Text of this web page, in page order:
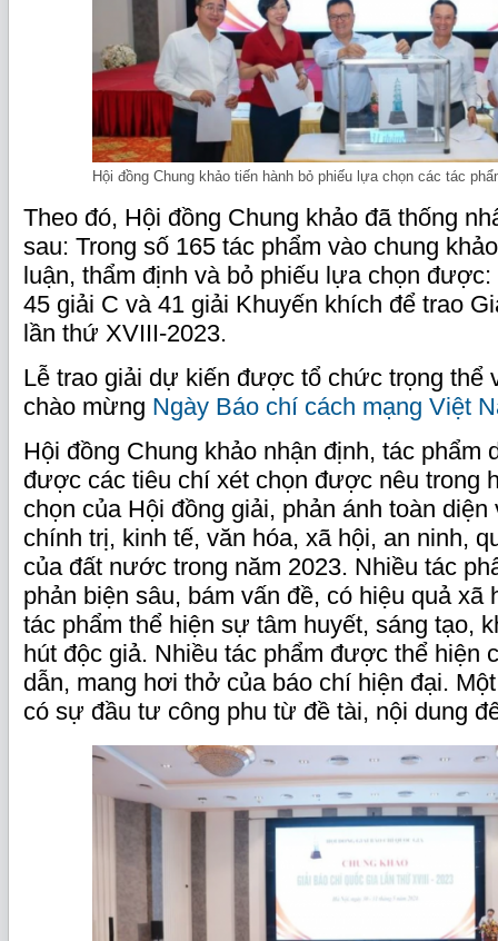
Hội đồng Chung khảo tiến hành bỏ phiếu lựa chọn các tác
Theo đó, Hội đồng Chung khảo đã thống
sau: Trong số 165 tác phẩm vào chung
luận, thẩm định và bỏ phiếu lựa chọn
45 giải C và 41 giải Khuyến khích để trao
lần thứ XVIII-2023.
Lễ trao giải dự kiến được tổ chức trọng thể
chào mừng Ngày Báo chí cách mạng Việt
Hội đồng Chung khảo nhận định, tác phẩm
được các tiêu chí xét chọn được nêu trong
chọn của Hội đồng giải, phản ánh toàn
chính trị, kinh tế, văn hóa, xã hội, an ninh,
của đất nước trong năm 2023. Nhiều tác
phản biện sâu, bám vấn đề, có hiệu quả xã
tác phẩm thể hiện sự tâm huyết, sáng tạo,
hút độc giả. Nhiều tác phẩm được thể hiện
dẫn, mang hơi thở của báo chí hiện đại.
có sự đầu tư công phu từ đề tài, nội dung